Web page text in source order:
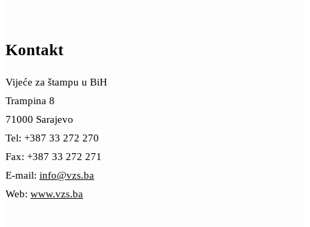
Kontakt
Vijeće za štampu u BiH
Trampina 8
71000 Sarajevo
Tel: +387 33 272 270
Fax: +387 33 272 271
E-mail: info@vzs.ba
Web: www.vzs.ba